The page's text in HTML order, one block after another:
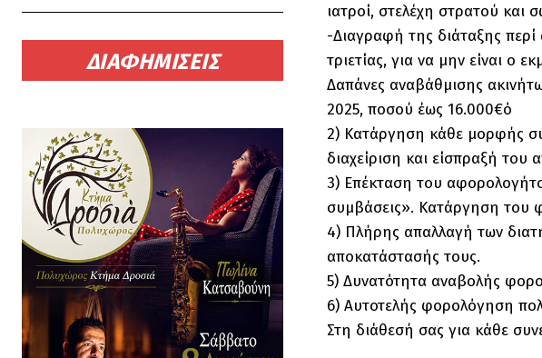
ΔΙΑΦΗΜΙΣΕΙΣ
ιατροί, στελέχη στρατού και
-Διαγραφή της διάταξης περί
τριετίας, για να μην είναι ο
Δαπάνες αναβάθμισης
2025, ποσού έως 16.000€ό
2) Κατάργηση κάθε μορφής
διαχείριση και είσπραξή του
3) Επέκταση του
συμβάσεις». Κατάργηση του
4) Πλήρης απαλλαγή των
αποκατάστασής τους.
5) Δυνατότητα αναβολής
6) Αυτοτελής φορολόγηση
Στη διάθεσή σας για κάθε